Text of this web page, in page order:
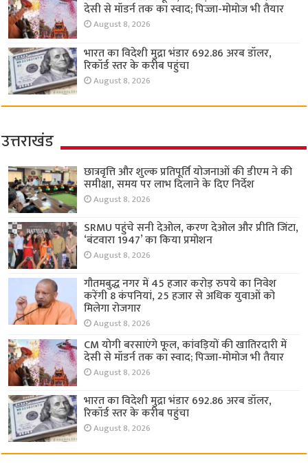
देसी से मॉडर्न तक का स्वाद; पिज्जा-मोमोज भी तैयार
August 8, 2026
भारत का विदेशी मुद्रा भंडार 692.86 अरब डॉलर,
रिकॉर्ड स्तर के करीब पहुंचा
August 8, 2026
उत्तराखंड
छात्रवृत्ति और शुल्क प्रतिपूर्ति योजनाओं की डीएम ने की
समीक्षा, समय पर लाभ दिलाने के दिए निर्देश
August 8, 2026
SRMU पहुंचे सनी देओल, करण देओल और प्रीति जिंटा,
‘बंटवारा 1947’ का किया प्रमोशन
August 8, 2026
गौतमबुद्ध नगर में 45 हजार करोड़ रुपये का निवेश
करेंगी 8 कंपनियां, 25 हजार से अधिक युवाओं को
मिलेगा रोजगार
August 8, 2026
CM योगी बरसाएंगे फूल, कांवड़ियों की खातिरदारी में
देसी से मॉडर्न तक का स्वाद; पिज्जा-मोमोज भी तैयार
August 8, 2026
भारत का विदेशी मुद्रा भंडार 692.86 अरब डॉलर,
रिकॉर्ड स्तर के करीब पहुंचा
August 8, 2026